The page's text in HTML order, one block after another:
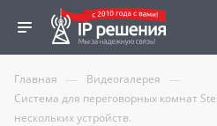
Главная — Видеогалерея —
Система для переговорных комнат
нескольких устройств.